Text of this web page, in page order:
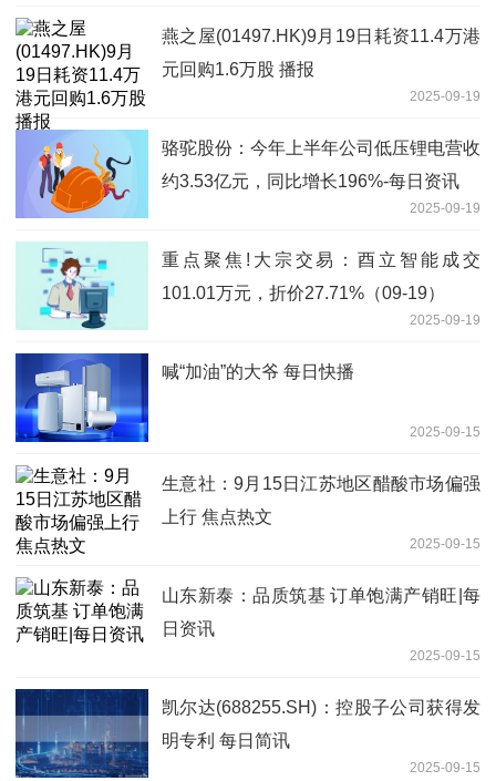
燕之屋(01497.HK)9月19日耗资11.4万港
元回购1.6万股 播报
2025-09-19
骆驼股份：今年上半年公司低压锂电营收
约3.53亿元，同比增长196%-每日资讯
2025-09-19
重点聚焦!大宗交易：酉立智能成交
101.01万元，折价27.71%（09-19）
2025-09-19
喊“加油”的大爷 每日快播
2025-09-15
生意社：9月15日江苏地区醋酸市场偏强
上行 焦点热文
2025-09-15
山东新泰：品质筑基 订单饱满产销旺|每
日资讯
2025-09-15
凯尔达(688255.SH)：控股子公司获得发
明专利 每日简讯
2025-09-15